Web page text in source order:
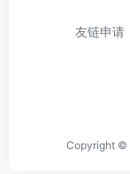
友链申请
Copyright ©